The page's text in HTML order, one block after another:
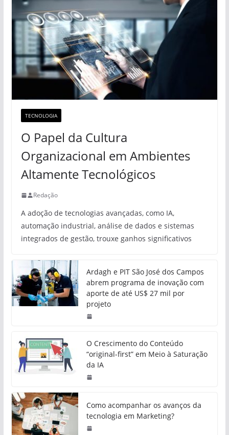
TECNOLOGIA
O Papel da Cultura
Organizacional em Ambientes
Altamente Tecnológicos
Redação
A adoção de tecnologias avançadas, como IA,
automação industrial, análise de dados e sistemas
integrados de gestão, trouxe ganhos significativos
Ardagh e PIT São José dos Campos
abrem programa de inovação com
aporte de até US$ 27 mil por
projeto
O Crescimento do Conteúdo
“original-first” em Meio à Saturação
da IA
Como acompanhar os avanços da
tecnologia em Marketing?